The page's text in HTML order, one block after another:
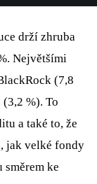
drží zhruba
Největšími
(7,8
(3,2 %). To
a také to, že
jak velké fondy
ke